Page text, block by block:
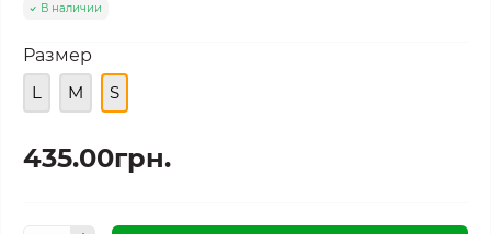
В наличии
Размер
L
M S
435.00грн.